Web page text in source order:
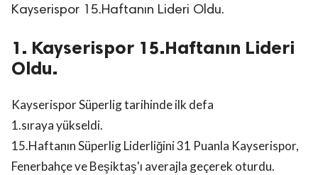
Kayserispor 15.Haftanın Lideri Oldu.
1. Kayserispor 15.Haftanın Lideri
Oldu.
Kayserispor Süperlig tarihinde ilk defa
1.sıraya yükseldi.
15.Haftanın Süperlig Liderliğini 31 Puanla Kayserispor,
Fenerbahçe ve Beşiktaş'ı averajla geçerek oturdu.